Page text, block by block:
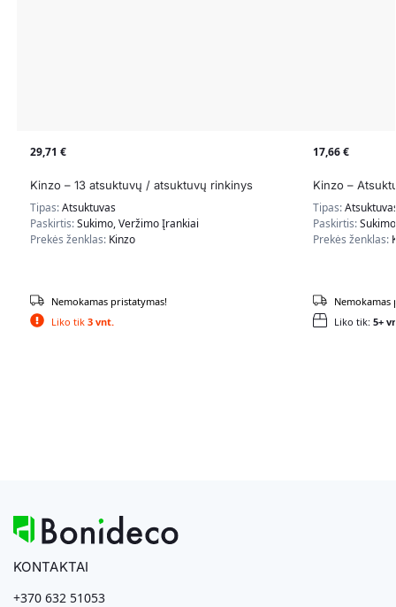
29,71 €
Kinzo – 13 atsuktuvų / atsuktuvų rinkinys
Tipas:Atsuktuvas
Paskirtis:Sukimo, Veržimo Įrankiai
Prekės ženklas: Kinzo
Liko tik 3 vnt.
Nemokamas pristatymas!
17,66€
Kinzo –
Tipas:
Paskirtis:
Prekės ženklas:
Liko tik: 5+
Nemokamas
KONTAKTAI
+370 632 51053